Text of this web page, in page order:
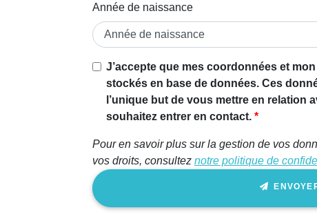
Année de naissance
Si vous
êtes un
être
humain,
ce
champ
J’accepte que mes coordonnées et
stockés en base de données. Ces
l’unique but de vous mettre en relation
souhaitez entrer en contact.
Pour en savoir plus sur la gestion de vos
vos droits, consultez notre politique de